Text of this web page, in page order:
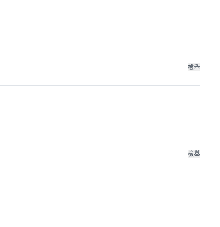
檢舉
檢舉